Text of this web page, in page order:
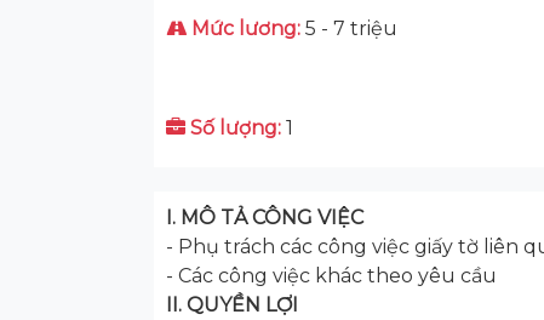
Mức lương: 5 - 7 triệu
Số lượng: 1
I. MÔ TẢ CÔNG VIỆC
- Phụ trách các công việc giấy tờ liên
- Các công việc khác theo yêu cầu
II. QUYỀN LỢI